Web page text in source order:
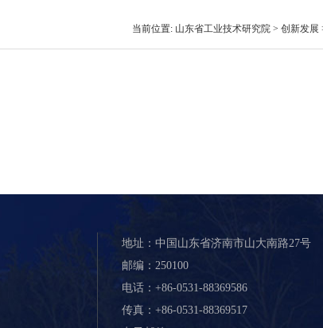
当前位置: 山东省工业技术研究院 > 创新发展
地址：中国山东省济南市山大南路27号
邮编：250100
电话：+86-0531-88369586
传真：+86-0531-88369517